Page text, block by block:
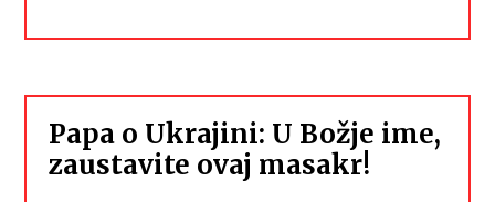
Papa o Ukrajini: U Božje ime,
zaustavite ovaj masakr!